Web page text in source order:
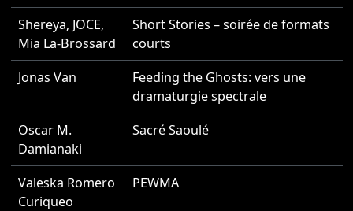
Shereya, JOCE,
Mia La-Brossard
Short Stories – soirée de formats
courts
Jonas Van
Feeding the Ghosts: vers une
dramaturgie spectrale
Oscar M.
Damianaki
Sacré Saoulé
Valeska Romero
Curiqueo
PEWMA